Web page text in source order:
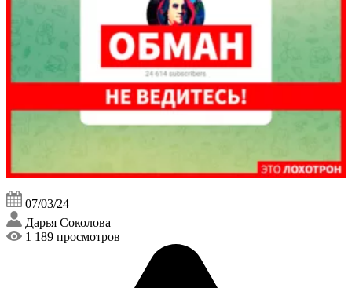
07/03/24
Дарья Соколова
1 189 просмотров